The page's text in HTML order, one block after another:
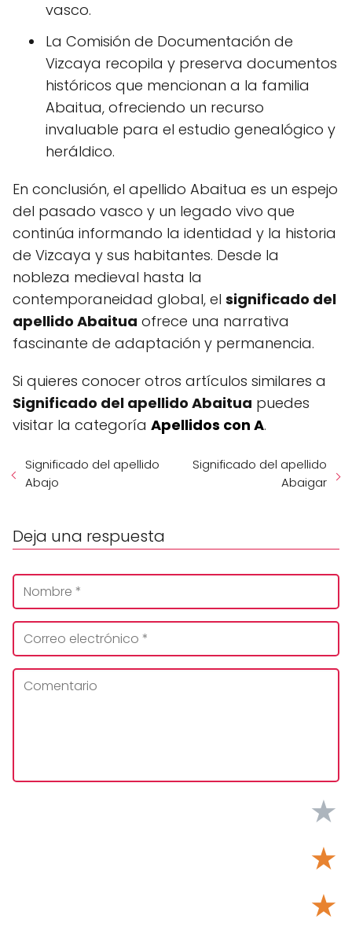
vasco.
La Comisión de Documentación de
Vizcaya recopila y preserva documentos
históricos que mencionan a la familia
Abaitua, ofreciendo un recurso
invaluable para el estudio genealógico y
heráldico.
En conclusión, el apellido Abaitua es un espejo
del pasado vasco y un legado vivo que
continúa informando la identidad y la historia
de Vizcaya y sus habitantes. Desde la
nobleza medieval hasta la
contemporaneidad global, el significado del
apellido Abaitua ofrece una narrativa
fascinante de adaptación y permanencia.
Si quieres conocer otros artículos similares a
Significado del apellido Abaitua puedes
visitar la categoría Apellidos con A.
Significado del apellido
Abajo
Significado del apellido
Abaigar
Deja una respuesta
★
★
★